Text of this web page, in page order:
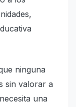
ninguna
sin valorar a
una